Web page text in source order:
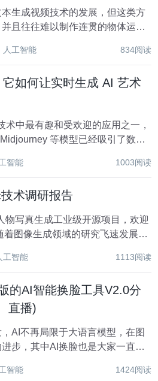
生成视频技术的发展，但这类方
且往往难以制作连贯的物体运动
AI Lab 的研究者联合提出了
人工智能 834阅读
如何让实时生成 AI 艺术
术中最有趣和受欢迎的应用之一，
等模型已经吸引了数百
流行的 ChatGPT...
智能 1003阅读
术调研报告
物写真生成工业级开源项目，欢迎
，视频生成/编辑技术也引起了学术
工智能 1113阅读
的AI智能换脸工具V2.0分
直播)
AI不再局限于大语言模型，在图
步，其中AI换脸也是大家一直比
脸工具2.0，只需要一张所需脸部
智能 1424阅读